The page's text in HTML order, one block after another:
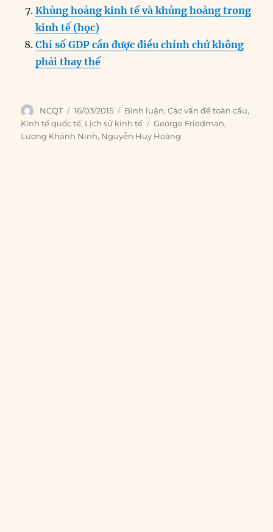
Khủng hoảng kinh tế và khủng hoảng trong
kinh tế (học)
Chỉ số GDP cần được điều chỉnh chứ không
phải thay thế
Author
NCQT
Posted
on
16/03/2015 Categories
Bình luận,Các vấn đề toàn cầu,
Kinh tế quốc tế, Lịch sử kinh tế Tags
George Friedman,
Lương Khánh Ninh, Nguyễn Huy Hoàng